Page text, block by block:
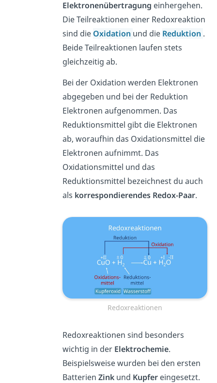
Elektronenübertragung einhergehen.
Die Teilreaktionen einer Redoxreaktion
sind die Oxidation und die Reduktion .
Beide Teilreaktionen laufen stets
gleichzeitig ab.
Bei der Oxidation werden Elektronen
abgegeben und bei der Reduktion
Elektronen aufgenommen. Das
Reduktionsmittel gibt die Elektronen
ab, woraufhin das Oxidationsmittel die
Elektronen aufnimmt. Das
Oxidationsmittel und das
Reduktionsmittel bezeichnest du auch
als korrespondierendes Redox-Paar.
Redoxreaktionen
Redoxreaktionen sind besonders
wichtig in der Elektrochemie.
Beispielsweise wurden bei den ersten
BatterienZink und Kupfer eingesetzt.